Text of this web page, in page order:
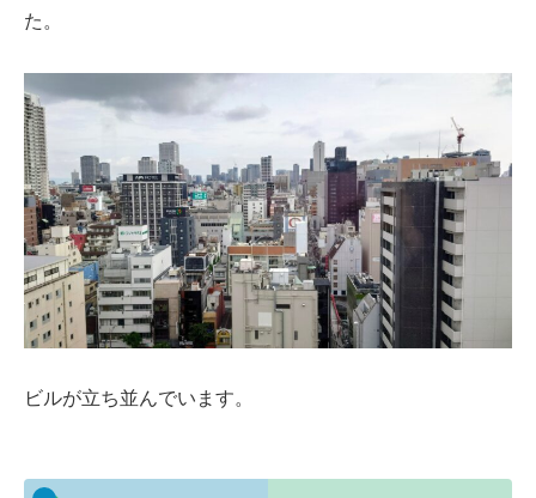
た。
ビルが立ち並んでいます。